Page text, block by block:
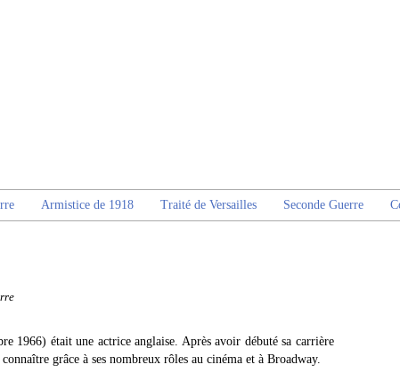
Armistice de 1918 Traité de Versailles Seconde Guerre
1966) était une actrice anglaise. Après avoir débuté sa carrière
grâce à ses nombreux rôles au cinéma et à Broadway.